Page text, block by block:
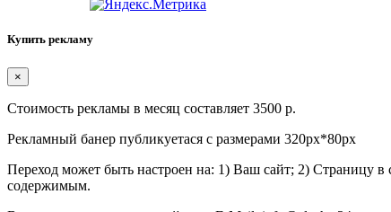
Купить рекламу
×
Стоимость рекламы в месяц составляет 3500 р.
Рекламный банер публикуетася с размерами 320px*80px
Переход может быть настроен на: 1) Ваш сайт; 2) Страницу
содержимым.